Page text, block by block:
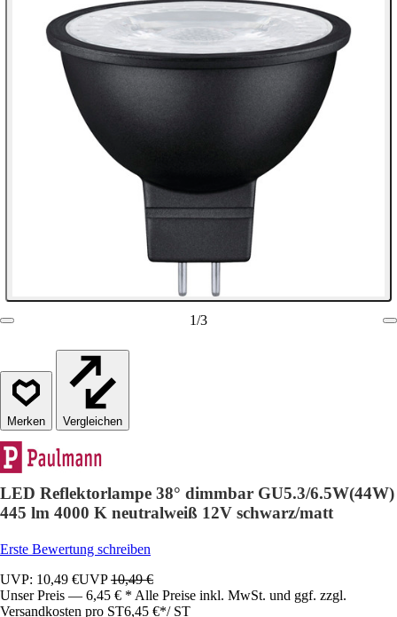
1/3
Vergleichen
LED Reflektorlampe 38° dimmbar GU5.3/6.5W(44W)
445 lm 4000 K neutralweiß 12V schwarz/matt
Erste Bewertung schreiben
UVP: 10,49 €UVP10,49 €
Unser Preis — 6,45 € * Alle Preise inkl. MwSt. und ggf. zzgl.
Versandkosten pro ST6,45 €*/ ST